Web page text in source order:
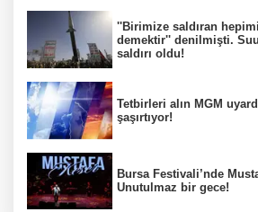
''Birimize saldıran
demektir'' denilmişti.
saldırı oldu!
Tetbirleri alın MGM
şaşırtıyor!
Bursa Festivali’nde
Unutulmaz bir gece!